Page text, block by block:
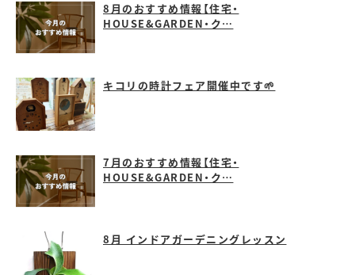
8月のおすすめ情報【住宅・
HOUSE&GARDEN・ク…
キコリの時計フェア開催中です🌱
7月のおすすめ情報【住宅・
HOUSE&GARDEN・ク…
8月 インドアガーデニングレッスン